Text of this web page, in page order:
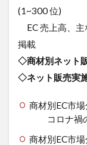
(1~300 位)
EC 売上高、主
掲載
◇商材別ネット
◇ネット販売実
商材別EC市
コロナ禍の
商材別EC市